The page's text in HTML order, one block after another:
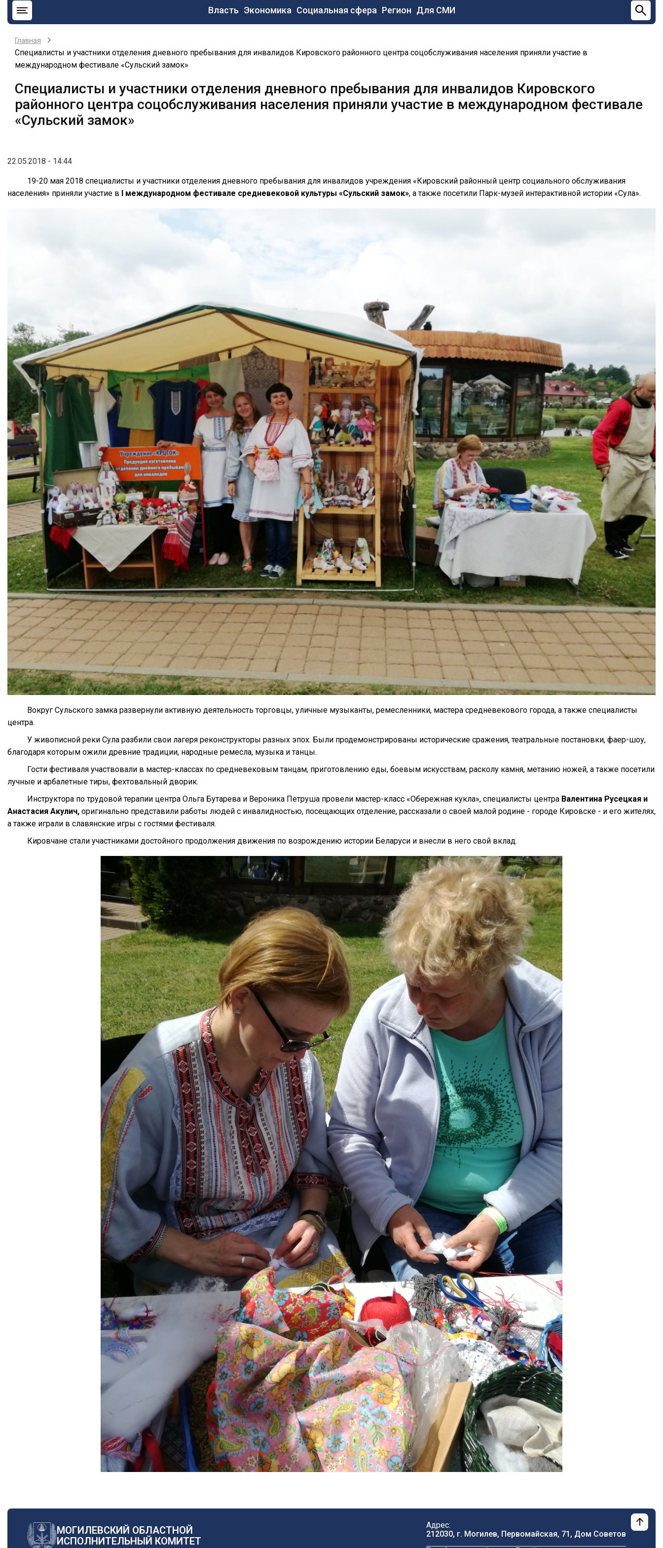
Основная
навигация
Власть Экономика Социальная сфера Регион Для СМИ
Главная
Cпециалисты и участники отделения дневного пребывания для инвалидов Кировского районного центра соцобслуживания населения приняли участие в
международном фестивале «Сульский замок»
Cпециалисты и участники отделения дневного пребывания для инвалидов Кировского
районного центра соцобслуживания населения приняли участие в международном фестивале
«Сульский замок»
22.05.2018 - 14:44
19-20 мая 2018 специалисты и участники отделения дневного пребывания для инвалидов учреждения «Кировский районный центр социального обслуживания
населения» приняли участие в I международном фестивале средневековой культуры «Сульский замок», а также посетили Парк-музей интерактивной истории «Сула».
Вокруг Сульского замка развернули активную деятельность торговцы, уличные музыканты, ремесленники, мастера средневекового города, а также специалисты
центра.
У живописной реки Сула разбили свои лагеря реконструкторы разных эпох. Были продемонстрированы исторические сражения, театральные постановки, фаер-шоу,
благодаря которым ожили древние традиции, народные ремесла, музыка и танцы.
Гости фестиваля участвовали в мастер-классах по средневековым танцам, приготовлению еды, боевым искусствам, расколу камня, метанию ножей, а также посетили
лучные и арбалетные тиры, фехтовальный дворик.
Инструктора по трудовой терапии центра Ольга Бутарева и Вероника Петруша провели мастер-класс «Обережная кукла», специалисты центра Валентина Русецкая и
Анастасия Акулич, оригинально представили работы людей с инвалидностью, посещающих отделение, рассказали о своей малой родине - городе Кировске - и его жителях,
а также играли в славянские игры с гостями фестиваля.
Кировчане стали участниками достойного продолжения движения по возрождению истории Беларуси и внесли в него свой вклад.
МОГИЛЕВСКИЙ ОБЛАСТНОЙ
ИСПОЛНИТЕЛЬНЫЙ КОМИТЕТ
Адрес:
212030, г. Могилев, Первомайская, 71, Дом Cоветов